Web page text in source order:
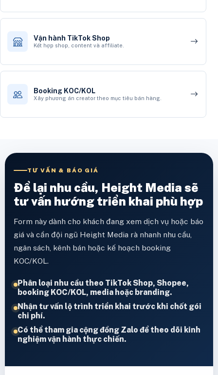
Vận hành TikTok Shop
Kết hợp shop, content và affiliate.
Booking KOC/KOL
Xây phương án creator theo mục tiêu bán hàng.
TƯ VẤN & BÁO GIÁ
Để lại nhu cầu, Height Media sẽ
tư vấn hướng triển khai phù hợp
Form này dành cho khách đang xem dịch vụ hoặc báo
giá và cần đội ngũ Height Media rà nhanh nhu cầu,
ngân sách, kênh bán hoặc kế hoạch booking
KOC/KOL.
Phân loại nhu cầu theo TikTok Shop, Shopee,
booking KOC/KOL, media hoặc branding.
Nhận tư vấn lộ trình triển khai trước khi chốt gói
chi phí.
Có thể tham gia cộng đồng Zalo để theo dõi kinh
nghiệm vận hành thực chiến.